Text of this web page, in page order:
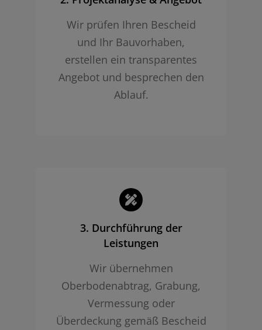
Wir prüfen Ihren Bescheid
und Ihr Bauvorhaben,
erstellen ein transparentes
Angebot und besprechen den
Ablauf.
3. Durchführung der
Leistungen
Wir übernehmen
Oberbodenabtrag, Grabung,
Vermessung oder
Überdeckung gemäß Bescheid